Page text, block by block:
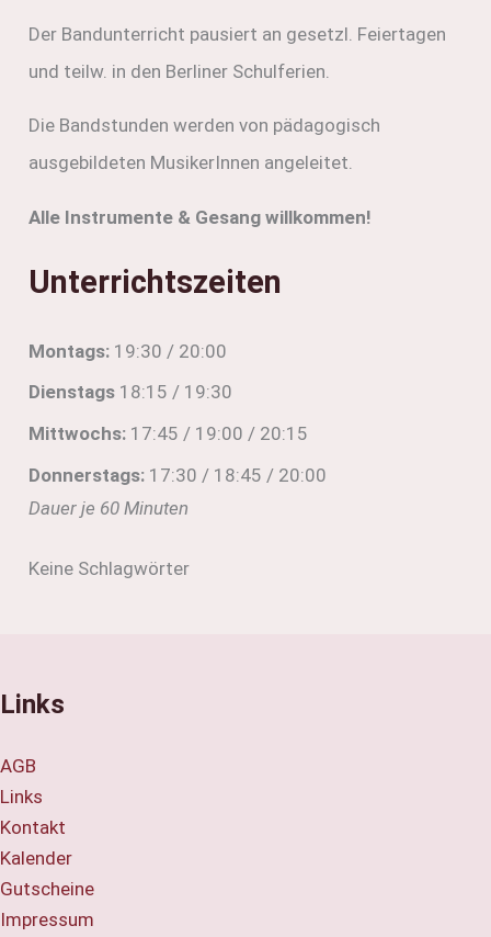
Der Bandunterricht pausiert an gesetzl. Feiertagen
und teilw. in den Berliner Schulferien.
Die Bandstunden werden von pädagogisch
ausgebildeten MusikerInnen angeleitet.
Alle Instrumente & Gesang willkommen!
Unterrichtszeiten
Montags: 19:30 / 20:00
Dienstags 18:15 / 19:30
Mittwochs: 17:45 / 19:00 / 20:15
Donnerstags: 17:30 / 18:45 / 20:00
Dauer je 60 Minuten
Keine Schlagwörter
Links
AGB
Links
Kontakt
Kalender
Gutscheine
Impressum